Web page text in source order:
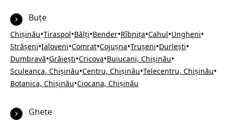
Buțe
Chișinău•Tiraspol•Bălți•Bender•Rîbnița•Cahul•Ungheni•
Strășeni•Ialoveni•Comrat•Cojușna•Trușeni•Durlești•
Dumbravă•Grăiești•Cricova•Buiucani, Chișinău•
Sculeanca, Chișinău•Centru, Chișinău•Telecentru, Chișinău•
Botanica, Chișinău•Ciocana, Chișinău
Ghete